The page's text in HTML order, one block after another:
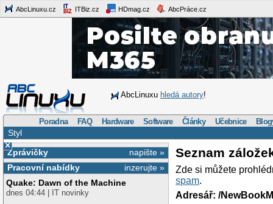
AbcLinuxu.cz ITBiz.cz HDmag.cz AbcPráce.cz
AbcLinuxu hledá autory!
Poradna FAQ Hardware Software Články Učebnice
Styl
×
napište »
Zprávičky
inzerujte »
Pracovní nabídky
Quake: Dawn of the Machine
dnes 04:44 | IT novinky
Seznam
Zde si můžete
spam.
Adresář: /